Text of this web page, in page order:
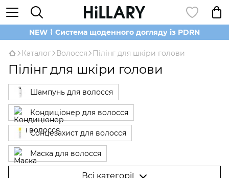
NEW ⌇ Система щоденного догляду із PDRN
Каталог Волосся Пілінг для шкіри голови
Пілінг для шкіри голови
Шампунь для волосся
Кондиціонер для волосся
Сонцезахист для волосся
Маска для волосся
Cироватки для волосся
Всі категорії